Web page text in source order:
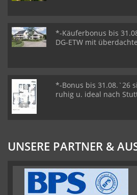
*-Käuferbonus bis
DG-ETW mit
*-Bonus bis 31.08.`26
ruhig u. ideal nach
UNSERE PARTNER &